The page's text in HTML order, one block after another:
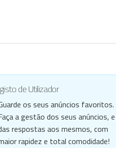
de Utilizador
os seus anúncios favoritos.
a gestão dos seus anúncios, e
respostas aos mesmos, com
rapidez e total comodidade!